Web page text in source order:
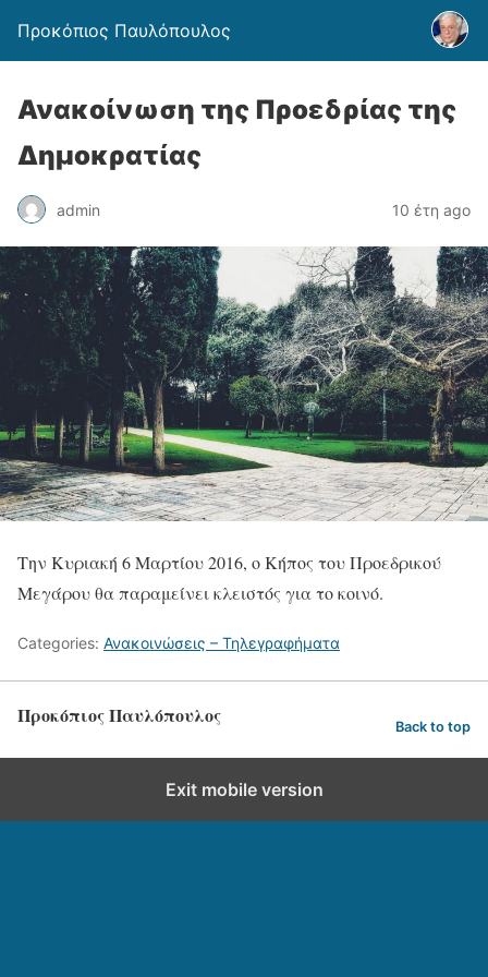
Προκόπιος Παυλόπουλος
Ανακοίνωση της Προεδρίας της
Δημοκρατίας
admin 10 έτη ago
Tην Κυριακή 6 Μαρτίου 2016, ο Κήπος του Προεδρικού
Μεγάρου θα παραμείνει κλειστός για το κοινό.
Categories: Ανακοινώσεις – Τηλεγραφήματα
Προκόπιος Παυλόπουλος Back to top
Exit mobile version